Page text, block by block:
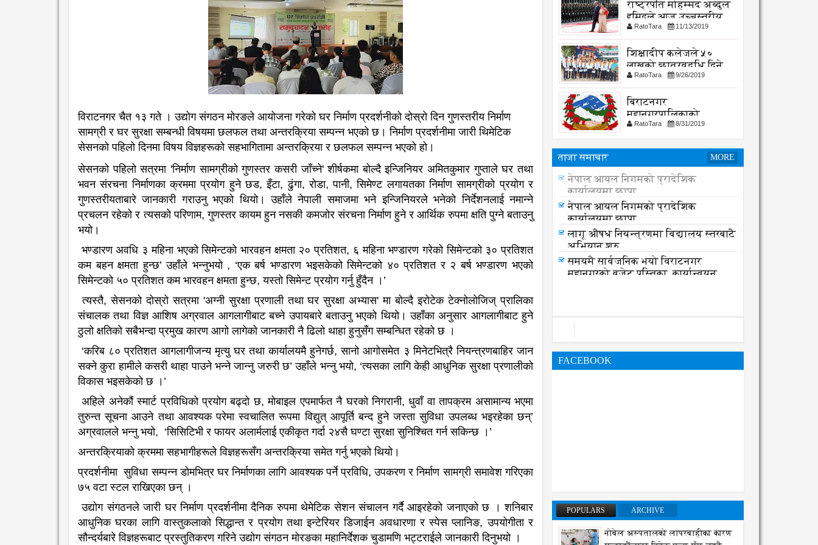
विराटनगर चैत १३ गते । उद्योग संगठन मोरङले आयोजना गरेको घर निर्माण प्रदर्शनीको दोस्रो दिन गुणस्तरीय निर्माण
सामग्री र घर सुरक्षा सम्बन्धी विषयमा छलफल तथा अन्तरक्रिया सम्पन्न भएको छ। निर्माण प्रदर्शनीमा जारी थिमेटिक
सेसनको पहिलो दिनमा विषय विज्ञहरूको सहभागितामा अन्तरक्रिया र छलफल सम्पन्न भएको हो।
सेसनको पहिलो सत्रमा 'निर्माण सामग्रीको गुणस्तर कसरी जाँच्ने'शीर्षकमा बोल्दै इन्जिनियर अमितकुमार गुप्ताले घर तथा
भवन संरचना निर्माणका क्रममा प्रयोग हुने छड,इँटा,ढुंगा,रोडा,पानी,सिमेण्ट लगायतका निर्माण सामग्रीको प्रयोग र
गुणस्तरीयताबारे जानकारी गराउनु भएको थियो। उहाँले नेपाली समाजमा भने इन्जिनियरले भनेको निर्देशनलाई नमान्ने
प्रचलन रहेको र त्यसको परिणाम,गुणस्तर कायम हुन नसकी कमजोर संरचना निर्माण हुने र आर्थिक रुपमा क्षति पुग्ने बताउनु
भयो।
भण्डारण अवधि ३ महिना भएको सिमेन्टको भारवहन क्षमता २० प्रतिशत, ६ महिना भण्डारण गरेको सिमेन्टको ३० प्रतिशत
कम बहन क्षमता हुन्छ’ उहाँले भन्नुभयो , ‘एक बर्ष भण्डारण भइसकेको सिमेन्टको ४० प्रतिशत र २ बर्ष भण्डारण भएको
सिमेन्टको ५० प्रतिशत कम भारवहन क्षमता हुन्छ,यस्तो सिमेन्ट प्रयोग गर्नु हुँदैन ।’
त्यस्तै,सेसनको दोस्रो सत्रमा 'अग्नी सुरक्षा प्रणाली तथा घर सुरक्षा अभ्यास'मा बोल्दै इरोटेक टेक्नोलोजिज् प्रालिका
संचालक तथा विज्ञ आशिष अग्रवाल आगलागीबाट बच्ने उपायबारे बताउनु भएको थियो। उहाँका अनुसार आगलागीबाट हुने
ठुलो क्षतिको सबैभन्दा प्रमुख कारण आगो लागेको जानकारी नै ढिलो थाहा हुनुसँग सम्बन्धित रहेको छ ।
‘करिब ८० प्रतिशत आगलागीजन्य मृत्यु घर तथा कार्यालयमै हुनेगर्छ,सानो आगोसमेत ३ मिनेटभित्रै नियन्त्रणबाहिर जान
सक्ने कुरा हामीले कसरी थाहा पाउने भन्ने जान्नु जरुरी छ’ उहाँले भन्नु भयो, ‘त्यसका लागि केही आधुनिक सुरक्षा प्रणालीको
विकास भइसकेको छ ।’
अहिले अनेकौं स्मार्ट प्रविधिको प्रयोग बढ्दो छ,मोबाइल एपमार्फत नै घरको निगरानी,धुवाँ वा तापक्रम असामान्य भएमा
तुरुन्त सूचना आउने तथा आवश्यक परेमा स्वचालित रूपमा विद्युत् आपूर्ति बन्द हुने जस्ता सुविधा उपलब्ध भइरहेका छन्’
अग्रवालले भन्नु भयो, ‘सिसिटिभी र फायर अलार्मलाई एकीकृत गर्दा २४सै घण्टा सुरक्षा सुनिश्चित गर्न सकिन्छ ।’
अन्तरक्रियाको क्रममा सहभागीहरूले विज्ञहरूसँग अन्तरक्रिया समेत गर्नु भएको थियो।
प्रदर्शनीमा सुविधा सम्पन्न डोमभित्र घर निर्माणका लागि आवश्यक पर्ने प्रविधि,उपकरण र निर्माण सामग्री समावेश गरिएका
७५ वटा स्टल राखिएका छन् ।
उद्योग संगठनले जारी घर निर्माण प्रदर्शनीमा दैनिक रुपमा थेमेटिक सेशन संचालन गर्दै आइरहेको जनाएको छ । शनिबार
आधुनिक घरका लागि वास्तुकलाको सिद्धान्त र प्रयोग तथा इन्टेरियर डिजाईन अवधारणा र स्पेस प्लानिङ,उपयोगीता र
सौन्दर्यबारे विज्ञहरूबाट प्रस्तुतिकरण गरिने उद्योग संगठन मोरङका महानिर्देशक चुडामणि भट्टराईले जानकारी दिनुभयो ।
राष्ट्रपति मोहम्मद अब्दुल
हमिदले आज उच्चस्तरीय
भेटवार्ता गर्नु हुदै,
RatoTara 11/13/2019
शिक्षादीप कलेजले ५०
लाखको छात्रवृद्धि दिने
घोषणा
RatoTara 9/26/2019
बिराटनगर
महानगरपालिकाको
सार्वजनिक -सुचना
RatoTara 8/31/2019
ताजा समाचार MORE
नेपाल आयल निगमको प्रादेशिक
कार्यालयमा छापा
नेपाल आयल निगमको प्रादेशिक
कार्यालयमा छापा
लागू औषध नियन्त्रणमा विद्यालय स्तरबाटै
अभियान शुरु
समयमै सार्वजनिक भयो विराटनगर
महानगरको बजेट पुस्तिका, कार्यान्वयन
FACEBOOK
POPULARS ARCHIVE
नोबेल अस्पतालको लापरबाहीका कारण